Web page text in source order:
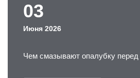
03
Июня 2026
Чем смазывают опалубку перед